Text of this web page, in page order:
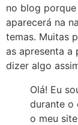
no blog
aparecerá na
temas. Muitas
as apresenta a
dizer algo
Olá! Eu
durante o
o meu